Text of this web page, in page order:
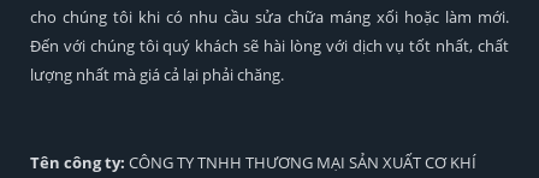
cho chúng tôi khi có nhu cầu sửa chữa máng xối hoặc làm mới.
Đến với chúng tôi quý khách sẽ hài lòng với dịch vụ tốt nhất, chất
lượng nhất mà giá cả lại phải chăng.
Tên công ty: CÔNG TY TNHH THƯƠNG MẠI SẢN XUẤT CƠ KHÍ